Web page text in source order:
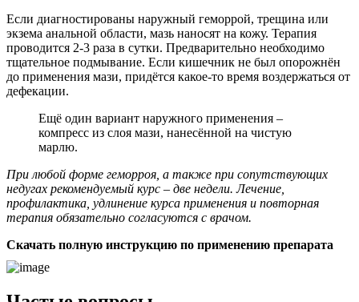
Если диагностированы наружный геморрой, трещина или
экзема анальной области, мазь наносят на кожу. Терапия
проводится 2-3 раза в сутки. Предварительно необходимо
тщательное подмывание. Если кишечник не был опорожнён
до применения мази, придётся какое-то время воздержаться от
дефекации.
Ещё один вариант наружного применения –
компресс из слоя мази, нанесённой на чистую
марлю.
При любой форме геморроя, а также при сопутствующих
недугах рекомендуемый курс – две недели. Лечение,
профилактика, удлинение курса применения и повторная
терапия обязательно согласуются с врачом.
Скачать полную инструкцию по применению препарата